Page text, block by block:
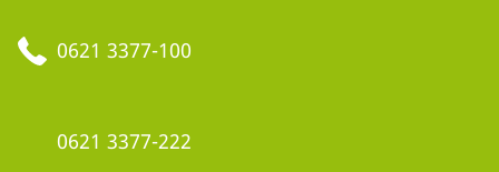
0621 3377-100
0621 3377-222